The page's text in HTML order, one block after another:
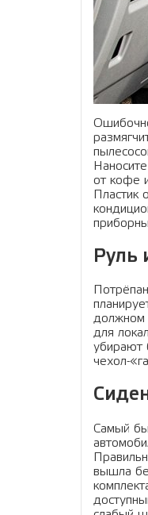
от кофе
Пластик
Руль
должном
для
убирают
чехол-
Самый
вышла